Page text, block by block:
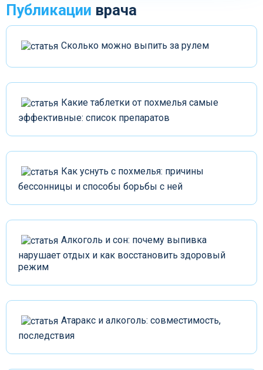
Публикации врача
Сколько можно выпить за рулем
Какие таблетки от похмелья самые
эффективные: список препаратов
Как уснуть с похмелья: причины
бессонницы и способы борьбы с ней
Алкоголь и сон: почему выпивка
нарушает отдых и как восстановить здоровый
режим
Атаракс и алкоголь: совместимость,
последствия